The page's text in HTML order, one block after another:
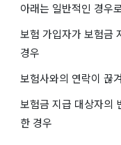
아래는 일반적인 경우
보험 가입자가 보험금
경우
보험사와의 연락이 끊
보험금 지급 대상자의
한 경우